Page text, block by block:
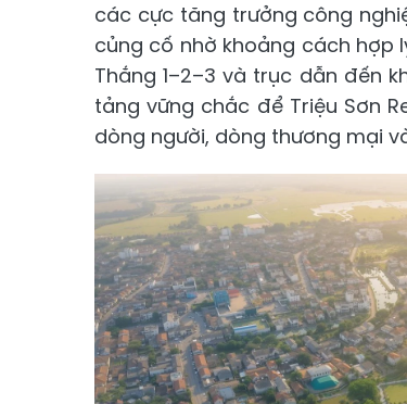
các cực tăng trưởng công
củng cố nhờ khoảng cách hợp
Thắng 1–2–3 và trục dẫn đến
tảng vững chắc để Triệu Sơn
dòng người, dòng thương mại